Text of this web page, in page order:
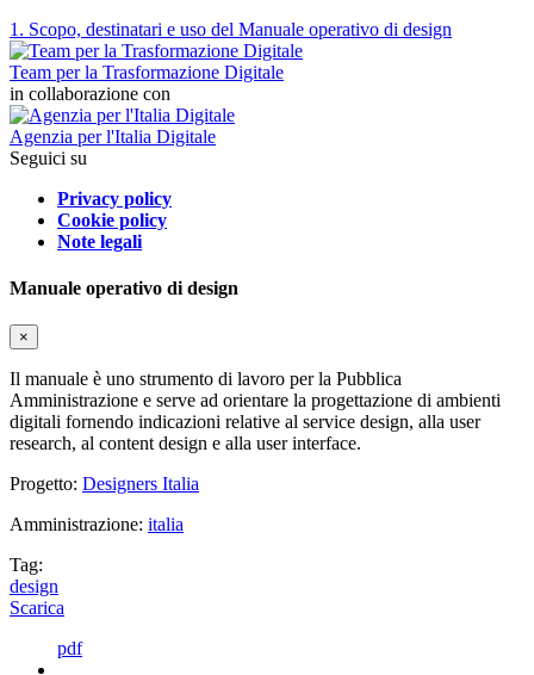
1. Scopo, destinatari e uso del Manuale operativo di design
Team per la Trasformazione Digitale
in collaborazione con
Agenzia per l'Italia Digitale
Seguici su
Privacy policy
Cookie policy
Note legali
Manuale operativo di design
×
Il manuale è uno strumento di lavoro per la Pubblica
Amministrazione e serve ad orientare la progettazione di ambienti
digitali fornendo indicazioni relative al service design, alla user
research, al content design e alla user interface.
Progetto: Designers Italia
Amministrazione: italia
Tag:
design
Scarica
pdf